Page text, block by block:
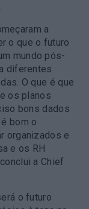
a
o que o futuro
mundo pós-
diferentes
O que é que
os planos
bons dados
bom o
organizados e
e os RH
a Chief
o futuro